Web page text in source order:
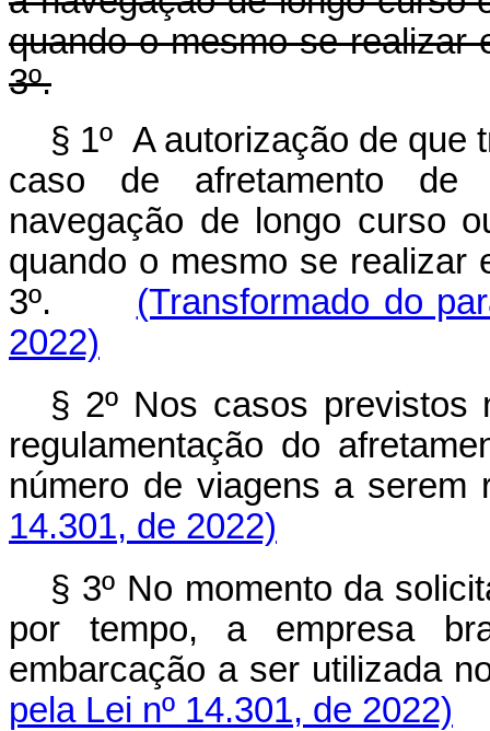
quando o mesmo se realizar
3º.
§ 1ºA autorização de que
caso de afretamento de
navegação de longo curso
quando o mesmo se realizar
3º. (Transformado do
2022)
§ 2º Nos casos
regulamentação do
número de viagens a
14.301, de 2022)
§ 3º No momento da
por tempo, a empresa
embarcação a ser
pela Lei nº 14.301, de 2022)